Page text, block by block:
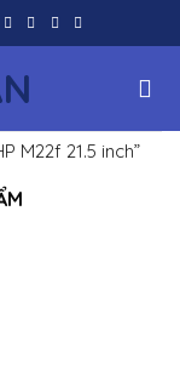
M22f 21.5 inch”